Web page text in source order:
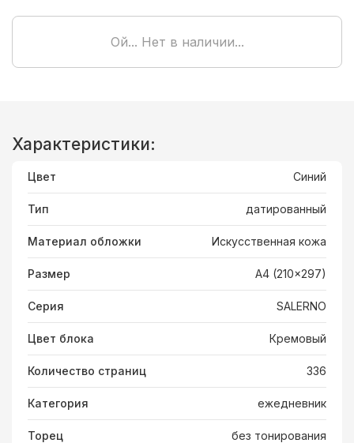
Ой... Нет в наличии...
Характеристики:
Цвет Синий
Тип датированный
Материал обложки Искусственная кожа
Размер A4 (210x297)
Серия SALERNO
Цвет блока Кремовый
Количество страниц 336
Категория ежедневник
Торец без тонирования